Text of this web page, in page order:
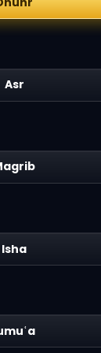
Asr
Isha